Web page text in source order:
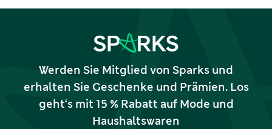
Werden Sie Mitglied von Sparks und
erhalten Sie Geschenke und Prämien. Los
geht‘s mit 15 % Rabatt auf Mode und
Haushaltswaren